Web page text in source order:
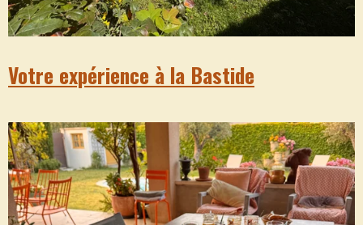
Votre expérience à la Bastide